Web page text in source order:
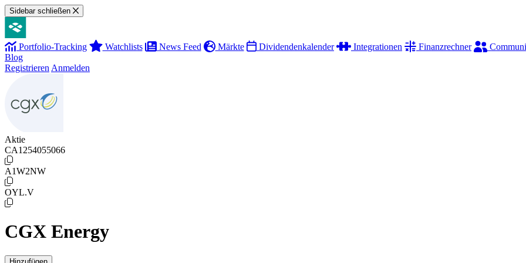
Sidebar schließen
Portfolio-Tracking Watchlists News Feed Märkte Dividendenkalender Integrationen Finanzrechner
Blog
Registrieren Anmelden
Aktie
CA1254055066
A1W2NW
OYL.V
CGX Energy